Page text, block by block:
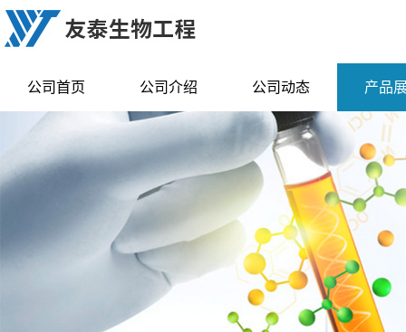
公司首页 公司介绍 公司动态 产品